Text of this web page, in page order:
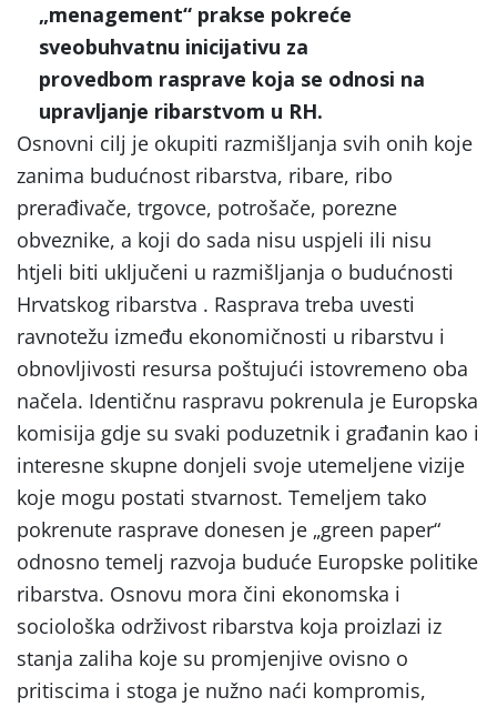
„menagement“ prakse pokreće
sveobuhvatnu inicijativu za
provedbom rasprave koja se odnosi na
upravljanje ribarstvom u RH.
Osnovni cilj je okupiti razmišljanja svih onih koje
zanima budućnost ribarstva, ribare, ribo
prerađivače, trgovce, potrošače, porezne
obveznike, a koji do sada nisu uspjeli ili nisu
htjeli biti uključeni u razmišljanja o budućnosti
Hrvatskog ribarstva . Rasprava treba uvesti
ravnotežu između ekonomičnosti u ribarstvu i
obnovljivosti resursa poštujući istovremeno oba
načela. Identičnu raspravu pokrenula je Europska
komisija gdje su svaki poduzetnik i građanin kao i
interesne skupne donjeli svoje utemeljene vizije
koje mogu postati stvarnost. Temeljem tako
pokrenute rasprave donesen je „green paper“
odnosno temelj razvoja buduće Europske politike
ribarstva. Osnovu mora čini ekonomska i
sociološka održivost ribarstva koja proizlazi iz
stanja zaliha koje su promjenjive ovisno o
pritiscima i stoga je nužno naći kompromis,